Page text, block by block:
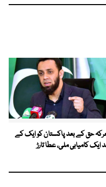
حق کے بعد پاکستان کو ایک کے
ایک کامیابی ملی، عطا تارڑ